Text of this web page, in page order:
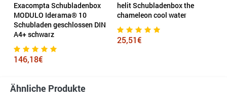
Exacompta Schubladenbox
MODULO Iderama® 10
Schubladen geschlossen DIN
A4+ schwarz
146,18€
helit Schubladenbox the
chameleon cool water
25,51€
Ähnliche Produkte